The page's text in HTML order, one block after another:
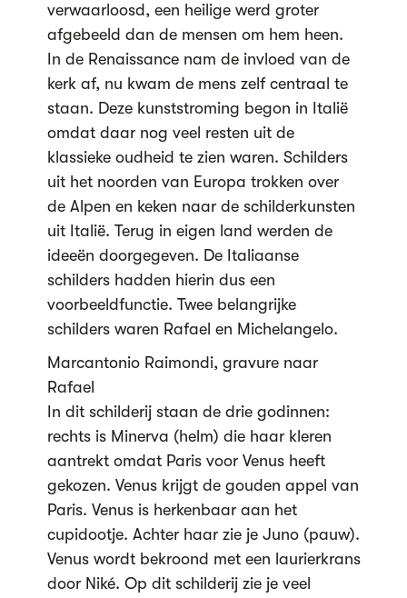
verwaarloosd, een heilige werd groter
afgebeeld dan de mensen om hem heen.
In de Renaissance nam de invloed van de
kerk af, nu kwam de mens zelf centraal te
staan. Deze kunststroming begon in Italië
omdat daar nog veel resten uit de
klassieke oudheid te zien waren. Schilders
uit het noorden van Europa trokken over
de Alpen en keken naar de schilderkunsten
uit Italië. Terug in eigen land werden de
ideeën doorgegeven. De Italiaanse
schilders hadden hierin dus een
voorbeeldfunctie. Twee belangrijke
schilders waren Rafael en Michelangelo.
Marcantonio Raimondi, gravure naar
Rafael
In dit schilderij staan de drie godinnen:
rechts is Minerva (helm) die haar kleren
aantrekt omdat Paris voor Venus heeft
gekozen. Venus krijgt de gouden appel van
Paris. Venus is herkenbaar aan het
cupidootje. Achter haar zie je Juno (pauw).
Venus wordt bekroond met een laurierkrans
door Niké. Op dit schilderij zie je veel